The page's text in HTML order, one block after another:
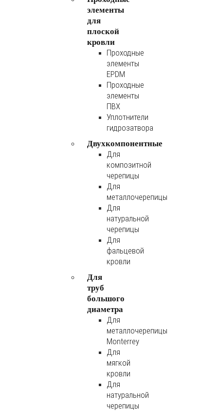
элементы
для
плоской
кровли
Проходные
элементы
EPDM
Проходные
элементы
ПВХ
Уплотнители
гидрозатвора
Двухкомпонентные
Для
композитной
черепицы
Для
металлочерепицы
Для
натуральной
черепицы
Для
фальцевой
кровли
Для
труб
большого
диаметра
Для
металлочерепицы
Monterrey
Для
мягкой
кровли
Для
натуральной
черепицы